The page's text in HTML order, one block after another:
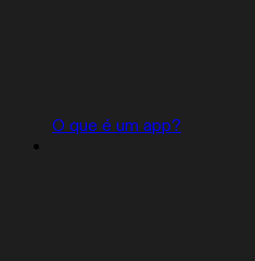
O que é um app?